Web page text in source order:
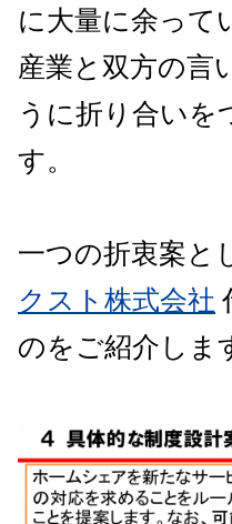
に大量に余って
産業と双方の言
うに折り合いを
す。
一つの折衷案と
クスト株式会社
のをご紹介しま